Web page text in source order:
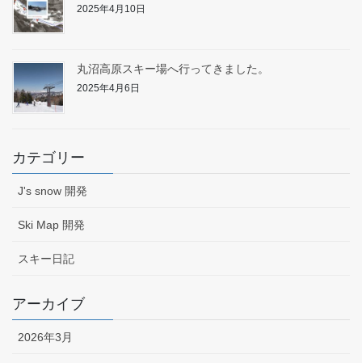
2025年4月10日
丸沼高原スキー場へ行ってきました。
2025年4月6日
カテゴリー
J's snow 開発
Ski Map 開発
スキー日記
アーカイブ
2026年3月